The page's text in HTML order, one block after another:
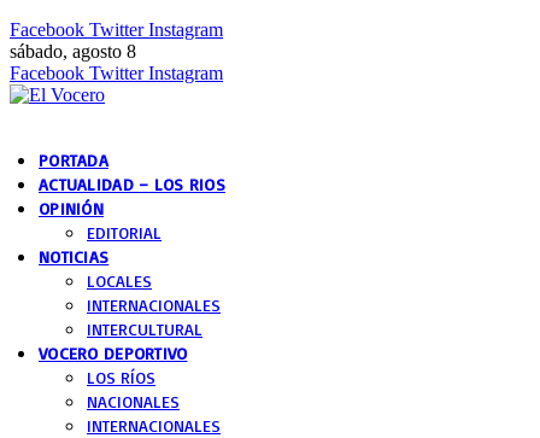
Facebook Twitter Instagram
sábado, agosto 8
Facebook Twitter Instagram
PORTADA
ACTUALIDAD – LOS RIOS
OPINIÓN
EDITORIAL
NOTICIAS
LOCALES
INTERNACIONALES
INTERCULTURAL
VOCERO DEPORTIVO
LOS RÍOS
NACIONALES
INTERNACIONALES